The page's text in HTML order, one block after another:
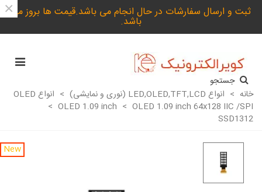
ثبت و ارسال سفارشات در حال انجام می باشد.قیمت ها بروز می
باشد.
×
جستجو
خانه > انواع LED,OLED,TFT,LCD (نوری و نمایشی) > انواع OLED
> OLED 1.09 inch > OLED 1.09 inch 64x128 IIC /SPI
SSD1312
New